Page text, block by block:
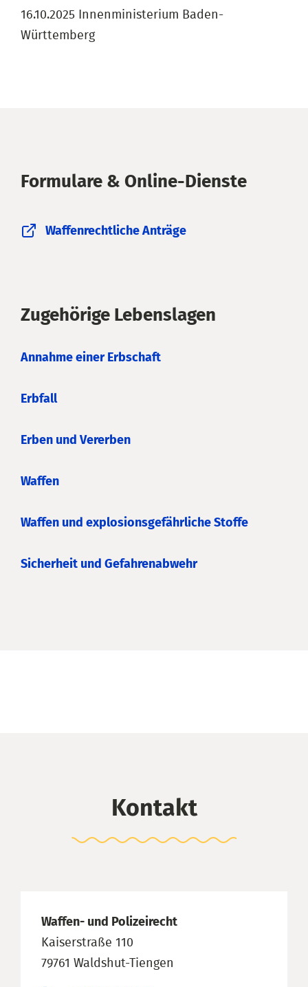
16.10.2025 Innenministerium Baden-
Württemberg
Formulare & Online-Dienste
Waffenrechtliche Anträge
Zugehörige Lebenslagen
Annahme einer Erbschaft
Erbfall
Erben und Vererben
Waffen
Waffen und explosionsgefährliche Stoffe
Sicherheit und Gefahrenabwehr
Kontakt
Waffen- und Polizeirecht
Kaiserstraße 110
79761 Waldshut-Tiengen